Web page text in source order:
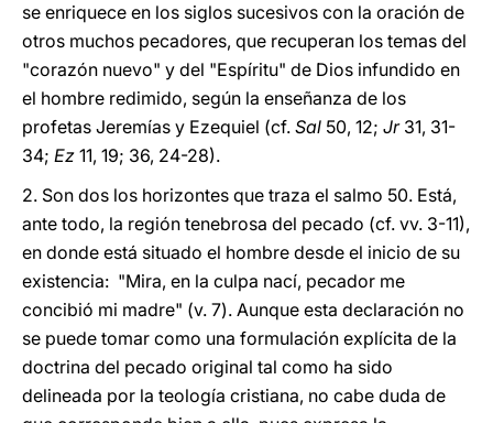
se enriquece en los siglos sucesivos con la oración de
otros muchos pecadores, que recuperan los temas del
"corazón nuevo" y del "Espíritu" de Dios infundido en
el hombre redimido, según la enseñanza de los
profetas Jeremías y Ezequiel (cf. Sal 50, 12; Jr31, 31-
34; Ez 11, 19; 36, 24-28).
2. Son dos los horizontes que traza el salmo 50. Está,
ante todo, la región tenebrosa del pecado (cf. vv. 3-11),
en donde está situado el hombre desde el inicio de su
existencia: "Mira, en la culpa nací, pecador me
concibió mi madre" (v. 7). Aunque esta declaración no
se puede tomar como una formulación explícita de la
doctrina del pecado original tal como ha sido
delineada por la teología cristiana, no cabe duda de